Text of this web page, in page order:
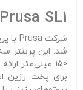
Prusa SL1
شرکت Prusa با پرینتر Prusa SL1 وارد بازار
برای پخت رزین